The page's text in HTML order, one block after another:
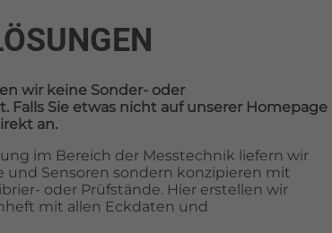
wir keine Sonder- oder
Falls Sie etwas nicht auf unserer Homepage
an.
im Bereich der Messtechnik liefern wir
Sensoren sondern konzipieren mit
oder Prüfstände. Hier erstellen wir
mit allen Eckdaten und